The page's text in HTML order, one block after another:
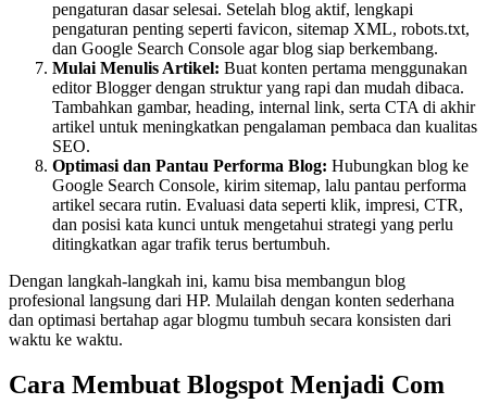
pengaturan dasar selesai. Setelah blog aktif, lengkapi
pengaturan penting seperti favicon, sitemap XML, robots.txt,
dan Google Search Console agar blog siap berkembang.
Mulai Menulis Artikel: Buat konten pertama menggunakan
editor Blogger dengan struktur yang rapi dan mudah dibaca.
Tambahkan gambar, heading, internal link, serta CTA di akhir
artikel untuk meningkatkan pengalaman pembaca dan kualitas
SEO.
Optimasi dan Pantau Performa Blog: Hubungkan blog ke
Google Search Console, kirim sitemap, lalu pantau performa
artikel secara rutin. Evaluasi data seperti klik, impresi, CTR,
dan posisi kata kunci untuk mengetahui strategi yang perlu
ditingkatkan agar trafik terus bertumbuh.
Dengan langkah-langkah ini, kamu bisa membangun blog
profesional langsung dari HP. Mulailah dengan konten sederhana
dan optimasi bertahap agar blogmu tumbuh secara konsisten dari
waktu ke waktu.
Cara Membuat Blogspot Menjadi Com